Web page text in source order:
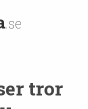
.se
tror